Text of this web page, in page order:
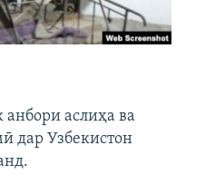
аслиҳа ва
дар Узбекистон